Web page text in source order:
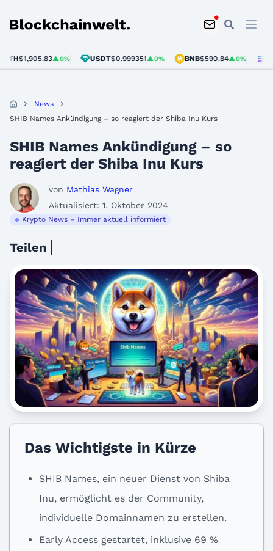
Blockchainwelt
$1,905.83▲0% USDT$0.999351▲0% BNB$590.84▲0% SOL
News
SHIB Names Ankündigung – so reagiert der Shiba Inu Kurs
SHIB Names Ankündigung – so
reagiert der Shiba Inu Kurs
von Mathias Wagner
Aktualisiert: 1. Oktober 2024
Krypto News – Immer aktuell informiert
Teilen
Das Wichtigste in Kürze
SHIB Names, ein neuer Dienst von Shiba
Inu, ermöglicht es der Community,
individuelle Domainnamen zu erstellen.
Early Access gestartet, inklusive 69 %